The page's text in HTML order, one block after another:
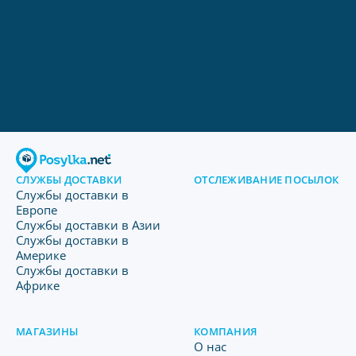
СЛУЖБЫ ДОСТАВКИ
Службы доставки в
Европе
Службы доставки в Азии
Службы доставки в
Америке
Службы доставки в
Африке
ОТСЛЕЖИВАНИЕ ПОСЫЛОК
МАГАЗИНЫ КОМПАНИЯ
O нас